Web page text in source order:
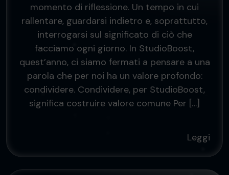
momento di riflessione. Un tempo in cui
rallentare, guardarsi indietro e, soprattutto,
interrogarsi sul significato di ciò che
facciamo ogni giorno. In StudioBoost,
quest’anno, ci siamo fermati a pensare a una
parola che per noi ha un valore profondo:
condividere. Condividere, per StudioBoost,
significa costruire valore comune Per […]
Leggi